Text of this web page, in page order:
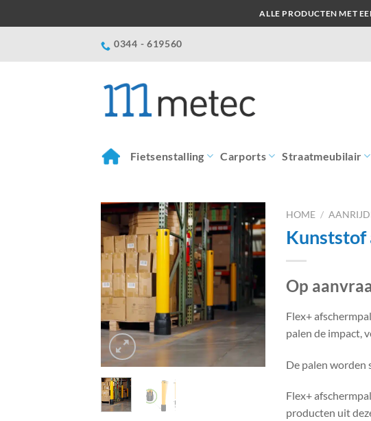
naar
ALLE PRODUCTEN MET
0344 - 619560
Fietsenstalling Carports Straatmeubilair
HOME /
Kunststof
Op
Flex+
palen de impact,
De palen worden
Flex+
producten uit